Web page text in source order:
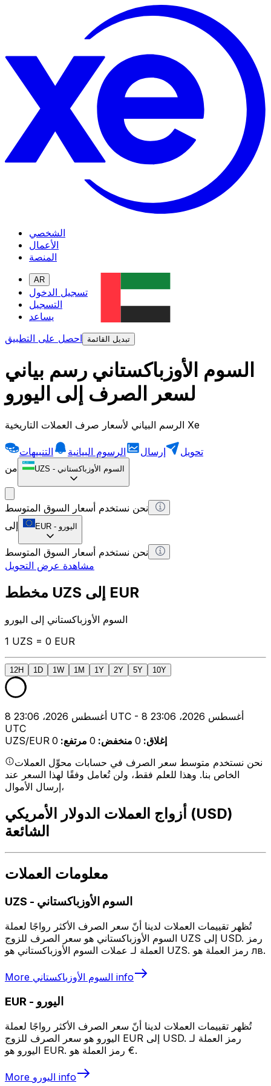
الشخصي
الأعمال
المنصة
AR
تسجيل الدخول
التسجيل
يساعد
احصل على التطبيق
تبديل القائمة
السوم الأوزباكستاني رسم بياني
لسعر الصرف إلى اليورو
الرسم البياني لأسعار صرف العملات التاريخية Xe
تحويل إرسال الرسوم البيانية
التنبيهات
من
UZS - السوم الأوزباكستاني
نحن نستخدم أسعار السوق المتوسط
إلى
EUR - اليورو
نحن نستخدم أسعار السوق المتوسط
مشاهدة عرض التحويل
مخطط UZS إلى EUR
السوم الأوزباكستاني إلى اليورو
1 UZS = 0 EUR
12H 1D 1W 1M 1Y 2Y 5Y 10Y
8 أغسطس 2026، 23:06 UTC - 8 أغسطس 2026، 23:06
UTC
UZS/EUR
إغلاق:
0 منخفض:
0 مرتفع:
0
نحن نستخدم متوسط سعر الصرف في حسابات محوِّل العملات
الخاص بنا. وهذا للعلم فقط، ولن تُعامل وفقًا لهذا السعر عند
إرسال الأموال،
أزواج العملات الدولار الأمريكي (USD)
الشائعة
معلومات العملات
UZS - السوم الأوزباكستاني
تُظهر تقييمات العملات لدينا أنّ سعر الصرف الأكثر رواجًا لعملة
السوم الأوزباكستاني هو سعر الصرف للزوج UZS إلى USD. رمز
العملة لـ عملات السوم الأوزباكستاني هو UZS. رمز العملة هو лв.
More السوم الأوزباكستاني info
EUR - اليورو
تُظهر تقييمات العملات لدينا أنّ سعر الصرف الأكثر رواجًا لعملة
اليورو هو سعر الصرف للزوج EUR إلى USD. رمز العملة لـ
اليورو هو EUR. رمز العملة هو €.
More اليورو info